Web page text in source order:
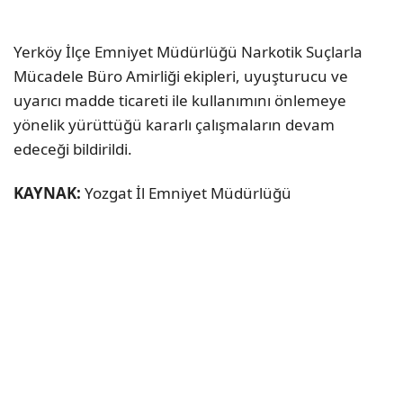
Yerköy İlçe Emniyet Müdürlüğü Narkotik Suçlarla
Mücadele Büro Amirliği ekipleri, uyuşturucu ve
uyarıcı madde ticareti ile kullanımını önlemeye
yönelik yürüttüğü kararlı çalışmaların devam
edeceği bildirildi.
KAYNAK: Yozgat İl Emniyet Müdürlüğü